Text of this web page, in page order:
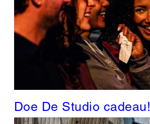
Doe De Studio cadeau!